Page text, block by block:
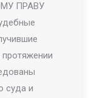
ПРАВУ
суда и